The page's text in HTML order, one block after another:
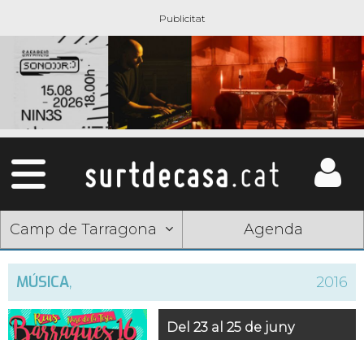
Camp de Tarragona Agenda
MÚSICA, 2016
Del 23 al 25 de juny